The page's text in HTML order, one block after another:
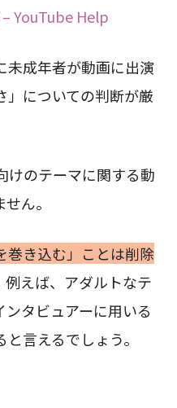
YouTube Help
未成年者が動画に出演
」についての判断が厳
けのテーマに関する動
ん。
巻き込む」ことは削除
例えば、アダルトなテ
タビュアーに用いる
言えるでしょう。